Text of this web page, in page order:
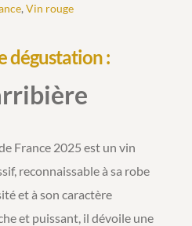
, Vin rouge
dégustation :
France 2025 est un vin
reconnaissable à sa robe
et à son caractère
et puissant, il dévoile une